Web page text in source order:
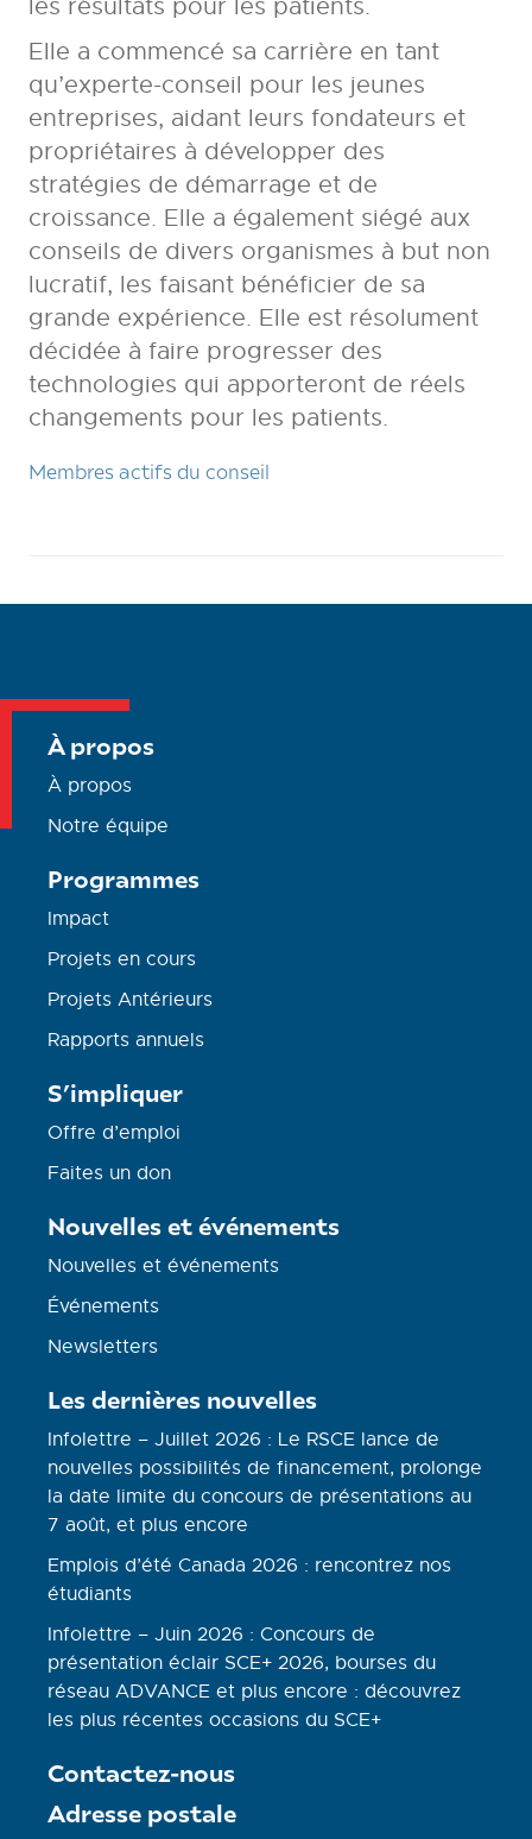
les résultats pour les patients.
Elle a commencé sa carrière en tant
qu’experte-conseil pour les jeunes
entreprises, aidant leurs fondateurs et
propriétaires à développer des
stratégies de démarrage et de
croissance. Elle a également siégé aux
conseils de divers organismes à but non
lucratif, les faisant bénéficier de sa
grande expérience. Elle est résolument
décidée à faire progresser des
technologies qui apporteront de réels
changements pour les patients.
Membres actifs du conseil
À propos
À propos
Notre équipe
Programmes
Impact
Projets en cours
Projets Antérieurs
Rapports annuels
S’impliquer
Offre d’emploi
Faites un don
Nouvelles et événements
Nouvelles et événements
Événements
Newsletters
Les dernières nouvelles
Infolettre – Juillet 2026 : Le RSCE lance de
nouvelles possibilités de financement, prolonge
la date limite du concours de présentations au
7 août, et plus encore
Emplois d’été Canada 2026 : rencontrez nos
étudiants
Infolettre – Juin 2026 : Concours de
présentation éclair SCE+ 2026, bourses du
réseau ADVANCE et plus encore : découvrez
les plus récentes occasions du SCE+
Contactez-nous
Adresse postale